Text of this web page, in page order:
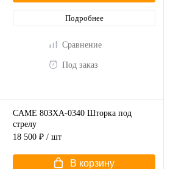
Подробнее
Сравнение
Под заказ
CAME 803XA-0340 Шторка под
стрелу
18 500 ₽ / шт
В корзину